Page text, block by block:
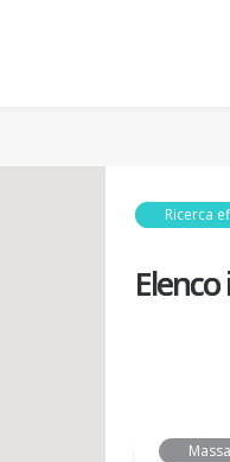
Ricerca